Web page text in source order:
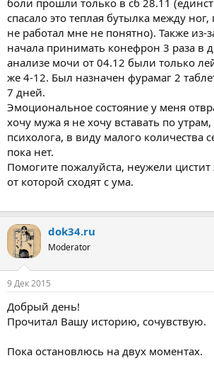
спасало это теплая бутылка между
не работал мне не понятно). Также из-
начала принимать конефрон 3 раза в
анализе мочи от 04.12 были только
же 4-12. Был назначен фурамаг 2
7 дней.
Эмоциональное состояние у меня
хочу мужа я не хочу вставать по
психолога, в виду малого количества
пока нет.
Помогите пожалуйста, неужели цистит
от которой сходят с ума.
dok34.ru
Moderator
9 Дек 2015
Добрый день!
Прочитал Вашу историю, сочувствую.
Пока остановлюсь на двух моментах.